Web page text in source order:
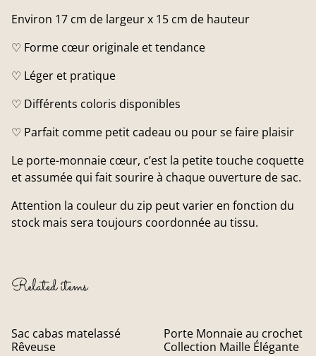
Environ 17 cm de largeur x 15 cm de hauteur
♡ Forme cœur originale et tendance
♡ Léger et pratique
♡ Différents coloris disponibles
♡ Parfait comme petit cadeau ou pour se faire plaisir
Le porte-monnaie cœur, c’est la petite touche coquette
et assumée qui fait sourire à chaque ouverture de sac.
Attention la couleur du zip peut varier en fonction du
stock mais sera toujours coordonnée au tissu.
Related items
Sac cabas matelassé
Rêveuse
Porte Monnaie au crochet
Collection Maille Élégante